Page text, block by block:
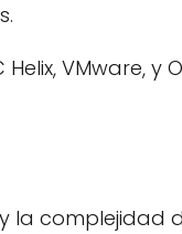
VMware,
complejidad